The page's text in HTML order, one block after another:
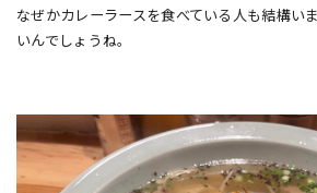
なぜかカレーラースを食べている人も結構い
いんでしょうね。